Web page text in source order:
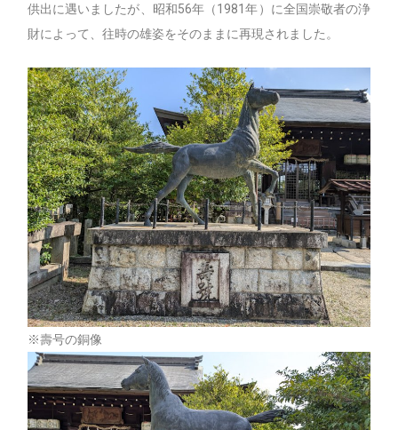
供出に遇いましたが、昭和56年（1981年）に全国崇敬者の浄
財によって、往時の雄姿をそのままに再現されました。
※壽号の銅像